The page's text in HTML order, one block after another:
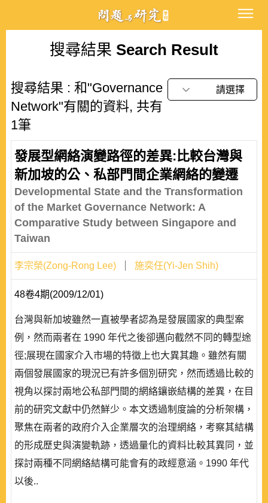
搜尋結果 Search Result
搜尋結果 : 和"Governance
Network"有關的資料, 共有
1筆
請選擇
發展型網絡演變路徑的差異:比較台灣與
新加坡的公、私部門間企業網絡的變遷
Developmental State and the Transformation
of the Market Governance Network: A
Comparative Study between Singapore and
Taiwan
李宗榮(Zong-Rong Lee) 施奕任(Yi-Jen Shih)
48卷4期(2009/12/01)
台灣與新加坡雖然一直被學者認為是發展國家的典型案
例，然而兩者在 1990 年代之後卻邁向截然不同的轉型途
徑;展現在國家介入市場的特徵上也大異其趣。雖然有關
兩個發展國家的現況已有許多個別研究，然而透過比較的
視角以探討兩地公私部門間的網絡鑲嵌結構的差異，在目
前的研究文獻中仍然鮮少。本文透過制度論的分析架構，
聚焦在兩者的政府介入企業層次的治理網絡，考察其結構
的形成歷史與演變軌跡，透過量化的資料比較其異同，並
探討兩種不同網絡結構可能會有的政經意涵。1990 年代
以後..